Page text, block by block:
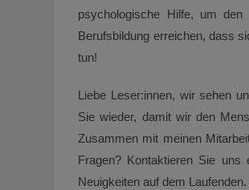
psychologische Hilfe, um
Berufsbildung erreichen, dass
tun!
Liebe Leser:innen, wir sehen
Sie wieder, damit wir den
Zusammen mit meinen
Fragen? Kontaktieren Sie uns
Neuigkeiten auf dem